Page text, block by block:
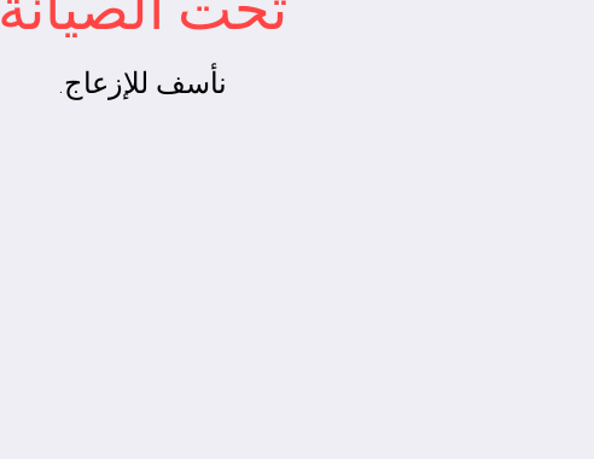
نأسف للإزعاج.